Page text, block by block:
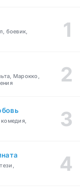
боевик,
Марокко,